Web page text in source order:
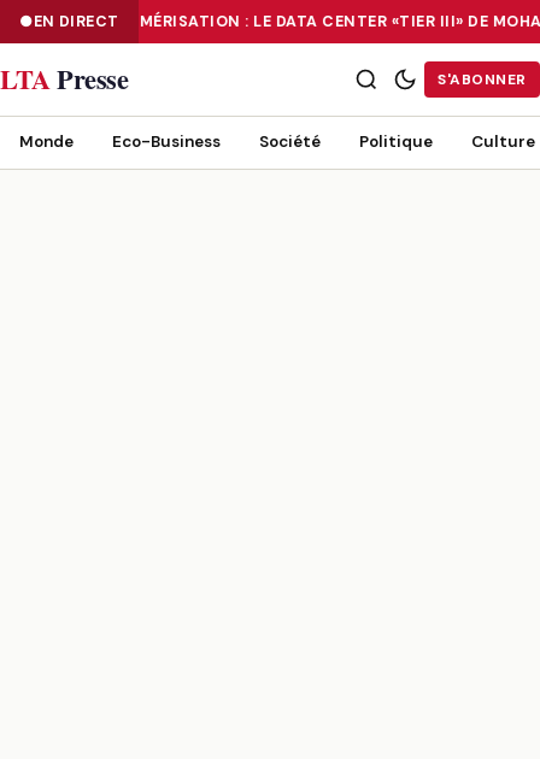
EN DIRECTNUMÉRISATION : LE DATA CENTER «TIER III» DE
NUMÉRISATION : LE DATA CENTER «TIER III» DE MOHAMMADIA, UN
LTAPresse S'ABONNER
Monde Eco-Business Société Politique Culture